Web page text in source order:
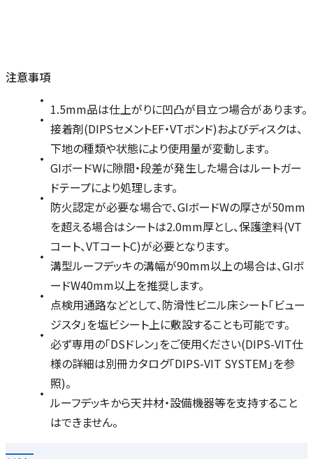
注意事項
1.5mm品は仕上がりに凹凸が目立つ場合があります。
接着剤(DIPSセメントEF・VTボンド)およびディスクは、
下地の種類や状態により使用量が変動します。
GIボードWに隙間・段差が発生した場合はルートガー
ドテープにより処理します。
防火認定が必要な場合で、GIボードWの厚さが50mm
を超える場合はシートは2.0mm厚とし、保護塗料(VT
コート、VTコートC)が必要となります。
溝型ルーフデッキの溝幅が90mm以上の場合は、GIボ
ードW40mm以上を推奨します。
点検用通路などとして、防滑性ビニル床シート「ビュー
ジスタ」を塩ビシート上に敷設することも可能です。
必ず専用の「DSドレン」をご使用ください(DIPS-VIT仕
様の詳細は別冊カタログ「DIPS-VIT SYSTEM」を参
照)。
ルーフデッキから天井材・設備機器等を支持すること
はできません。